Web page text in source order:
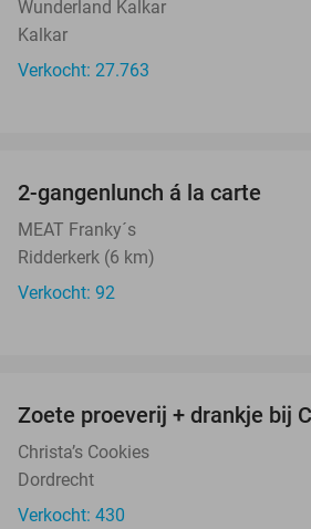
Wunderland Kalkar
Kalkar
Verkocht: 27.763
2-gangenlunch á la carte
MEAT Franky´s
Ridderkerk (6 km)
Verkocht: 92
Zoete proeverij + drankje bij
Christa’s Cookies
Dordrecht
Verkocht: 430